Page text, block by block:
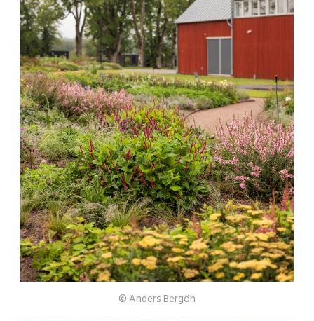
© Anders Bergön